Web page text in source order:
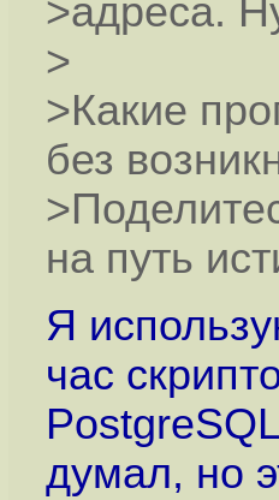
>адреса.
>
>Какие
без
на путь
Я
час
думал, но